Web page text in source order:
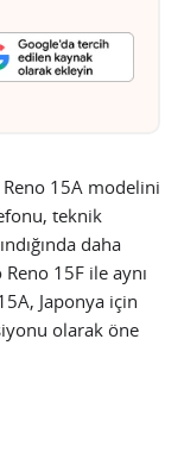
Reno 15A modelini
teknik
daha
15F ile aynı
Japonya için
olarak öne